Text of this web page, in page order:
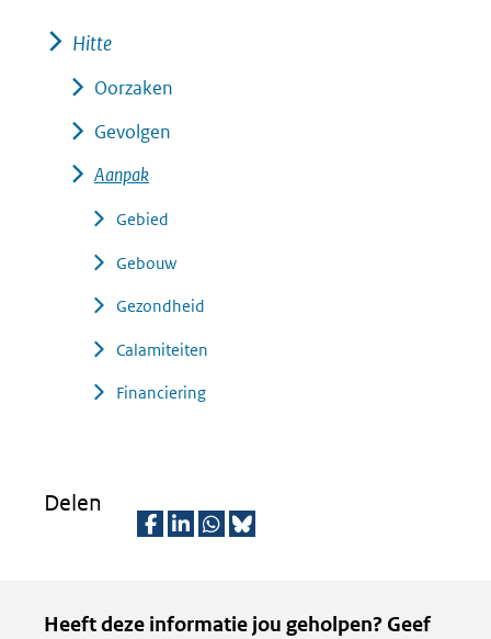
Hitte
Oorzaken
Gevolgen
Aanpak
Gebied
Gebouw
Gezondheid
Calamiteiten
Financiering
Delen
l
l
l
z
Kopie
Heeft deze informatie jou geholpen? Geef